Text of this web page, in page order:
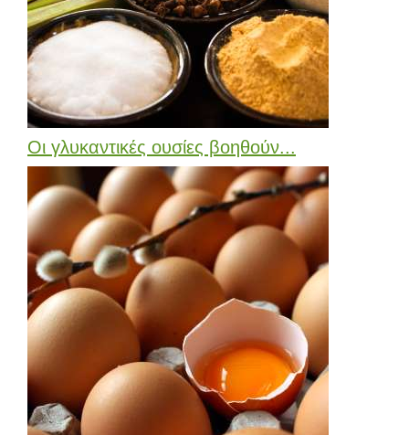
Οι γλυκαντικές ουσίες βοηθούν...